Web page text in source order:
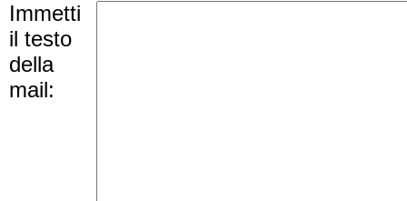
Immetti
il testo
della
mail: